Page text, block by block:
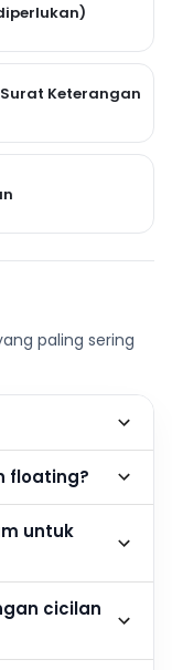
Keterangan
paling sering
floating?
untuk
cicilan